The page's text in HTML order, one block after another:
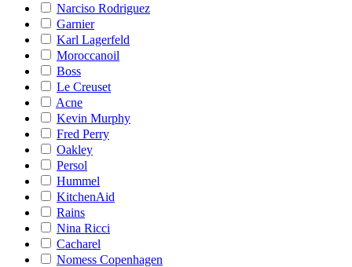
Narciso Rodriguez
Garnier
Karl Lagerfeld
Moroccanoil
Boss
Le Creuset
Acne
Kevin Murphy
Fred Perry
Oakley
Persol
Hummel
KitchenAid
Rains
Nina Ricci
Cacharel
Nomess Copenhagen